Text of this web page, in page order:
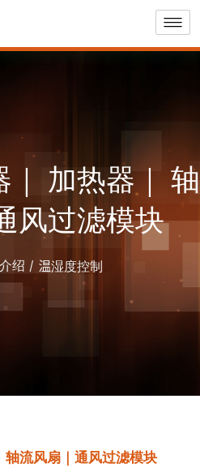
加热器｜ 轴
风过滤模块
绍 温湿度控制
流风扇｜通风过滤模块